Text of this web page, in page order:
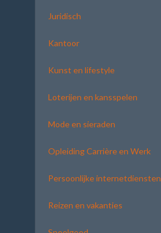
Juridisch
Kantoor
Kunst en lifestyle
Loterijen en kansspelen
Mode en sieraden
Opleiding Carrière en Werk
Persoonlijke internetdiensten
Reizen en vakanties